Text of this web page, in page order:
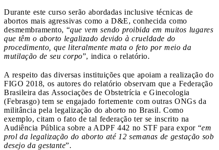
Durante este curso serão abordadas inclusive técnicas de
abortos mais agressivas como a D&E, conhecida como
desmembramento, “que vem sendo proibida em muitos lugares
que têm o aborto legalizado devido à crueldade do
procedimento, que literalmente mata o feto por meio da
mutilação de seu corpo”, indica o relatório.
A respeito das diversas instituições que apoiam a realização do
FIGO 2018, os autores do relatório observam que a Federação
Brasileira das Associações de Obstetrícia e Ginecologia
(Febrasgo) tem se engajado fortemente com outras ONGs da
militância pela legalização do aborto no Brasil. Como
exemplo, citam o fato de tal federação ter se inscrito na
Audiência Pública sobre a ADPF 442 no STF para expor “em
prol da legalização do aborto até 12 semanas de gestação sob
desejo da gestante”.